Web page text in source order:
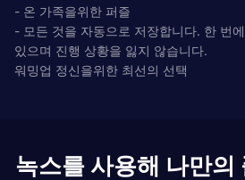
- 온 가족을위한 퍼즐
- 모든 것을 자동으로 저장합니다. 한 번
있으며 진행 상황을 잃지 않습니다.
워밍업 정신을위한 최선의 선택
녹스를 사용해 나만의